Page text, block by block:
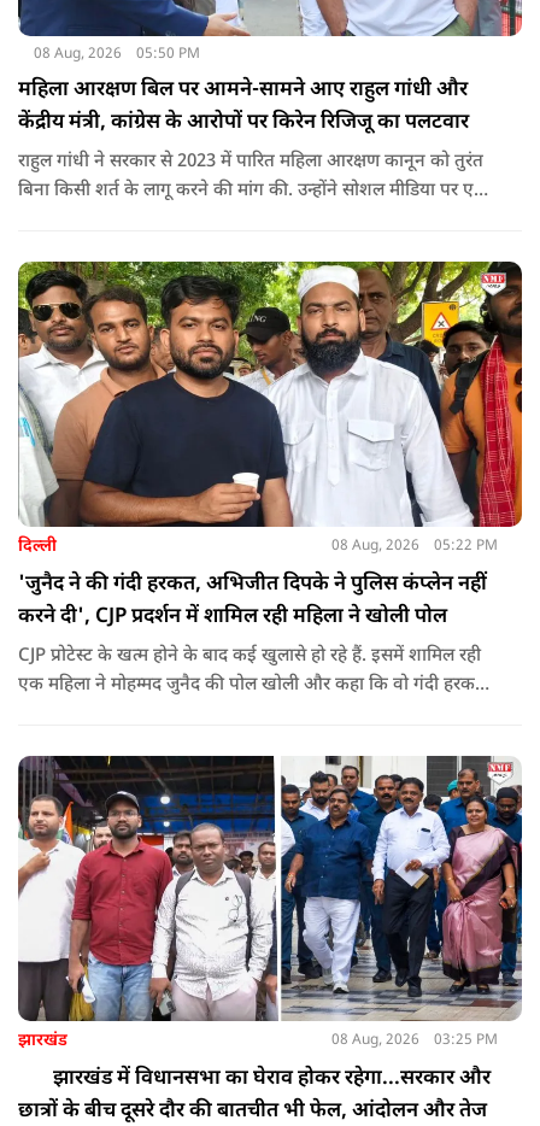
08 Aug, 2026 05:50 PM
महिला आरक्षण बिल पर आमने-सामने आए राहुल गांधी और
केंद्रीय मंत्री, कांग्रेस के आरोपों पर किरेन रिजिजू का पलटवार
राहुल गांधी ने सरकार से 2023 में पारित महिला आरक्षण कानून को तुरंत
बिना किसी शर्त के लागू करने की मांग की. उन्होंने सोशल मीडिया पर एक
दिल्ली 08 Aug, 2026 05:22 PM
'जुनैद ने की गंदी हरकत, अभिजीत दिपके ने पुलिस कंप्लेन नहीं
करने दी', CJP प्रदर्शन में शामिल रही महिला ने खोली पोल
CJP प्रोटेस्ट के खत्म होने के बाद कई खुलासे हो रहे हैं. इसमें शामिल रही
एक महिला ने मोहम्मद जुनैद की पोल खोली और कहा कि वो गंदी हरकतें
दिया.
झारखंड 08 Aug, 2026 03:25 PM
झारखंड में विधानसभा का घेराव होकर रहेगा...सरकार और
छात्रों के बीच दूसरे दौर की बातचीत भी फेल, आंदोलन और तेज